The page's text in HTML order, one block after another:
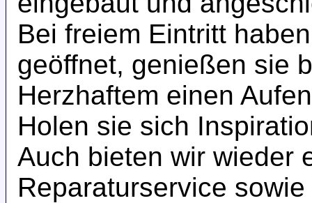
Bei freiem Eintritt
geöffnet, genießen sie
Herzhaftem einen
Holen sie sich
Auch bieten wir wieder
Reparaturservice